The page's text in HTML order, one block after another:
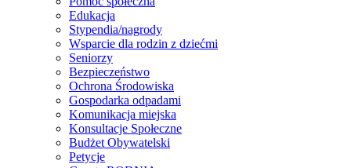
Edukacja
Stypendia/nagrody
Wsparcie dla rodzin z dziećmi
Seniorzy
Bezpieczeństwo
Ochrona Środowiska
Gospodarka odpadami
Komunikacja miejska
Konsultacje Społeczne
Budżet Obywatelski
Petycje